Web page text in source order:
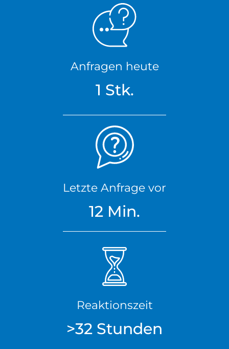
Anfragen heute
1 Stk.
Letzte Anfrage vor
12 Min.
Reaktionszeit
>32 Stunden